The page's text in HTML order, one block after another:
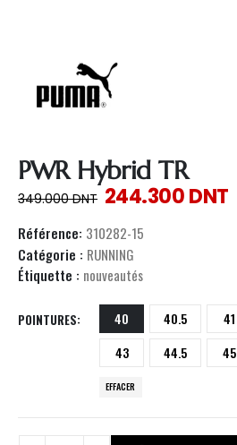
PWR Hybrid TR
349.000DNT 244.300DNT
Référence: 310282-15
Catégorie : RUNNING
Étiquette : nouveautés
POINTURES 40 40.5 41
43
44.5 45
EFFACER